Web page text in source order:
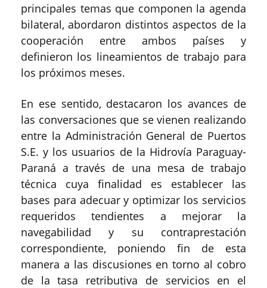
principales temas que componen la agenda
bilateral, abordaron distintos aspectos de la
cooperación entre ambos países y
definieron los lineamientos de trabajo para
los próximos meses.
En ese sentido, destacaron los avances de
las conversaciones que se vienen realizando
entre la Administración General de Puertos
S.E. y los usuarios de la Hidrovía Paraguay-
Paraná a través de una mesa de trabajo
técnica cuya finalidad es establecer las
bases para adecuar y optimizar los servicios
requeridos tendientes a mejorar la
navegabilidad y su contraprestación
correspondiente, poniendo fin de esta
manera a las discusiones en torno al cobro
de la tasa retributiva de servicios en el